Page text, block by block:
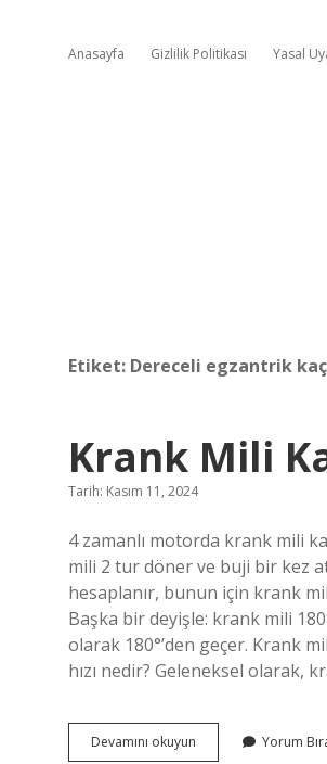
Anasayfa Gizlilik Politikası Yasal
Etiket: Dereceli egzantrik
Krank Mili
Tarih: Kasım 11, 2024
4 zamanlı motorda krank mili
mili 2 tur döner ve buji bir kez
hesaplanır, bunun için krank
Başka bir deyişle: krank mili
olarak 180°’den geçer. Krank
hızı nedir? Geleneksel olarak,
Devamını okuyun
Mili
Yorum